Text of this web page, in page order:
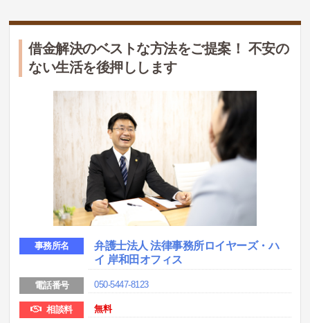
借金解決のベストな方法をご提案！ 不安の
ない生活を後押しします
事務所名
弁護士法人 法律事務所ロイヤーズ・ハ
イ 岸和田オフィス
電話番号 050-5447-8123
相談料 無料